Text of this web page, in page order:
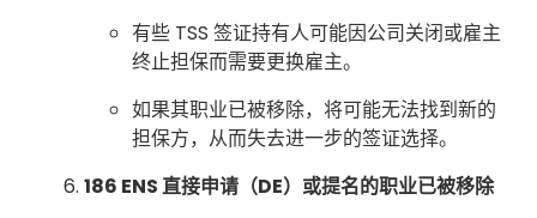
有些 TSS 签证持有人可能因公司关闭或雇主
终止担保而需要更换雇主。
如果其职业已被移除，将可能无法找到新的
担保方，从而失去进一步的签证选择。
186 ENS 直接申请（DE）或提名的职业已被移除